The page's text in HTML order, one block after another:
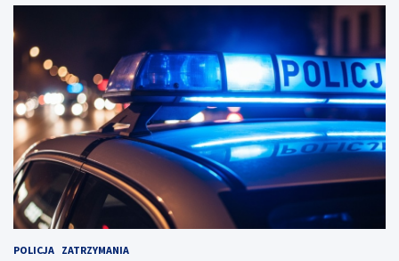
k
a
m
POLICJA ZATRZYMANIA